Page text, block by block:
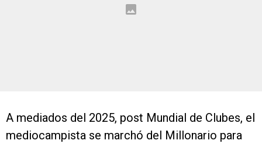
A mediados del 2025, post Mundial de Clubes, el
mediocampista se marchó del Millonario para